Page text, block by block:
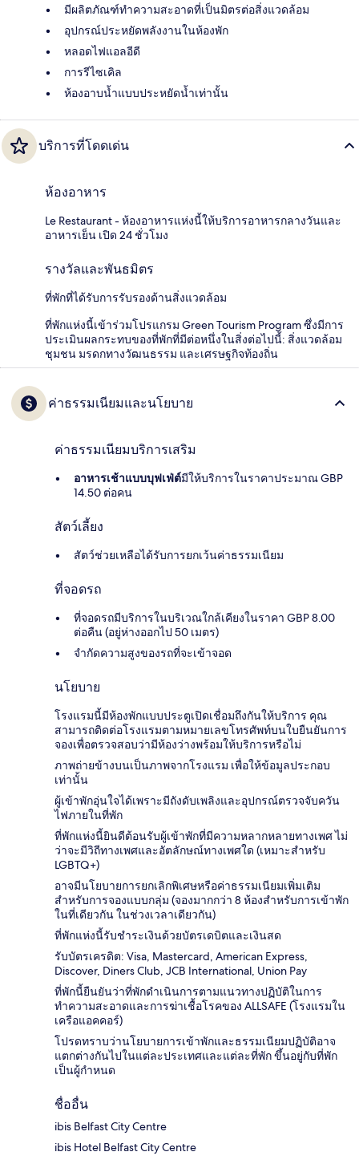
มีผลิตภัณฑ์ทำความสะอาดที่เป็นมิตรต่อสิ่งแวดล้อม
อุปกรณ์ประหยัดพลังงานในห้องพัก
หลอดไฟแอลอีดี
การรีไซเคิล
ห้องอาบน้ำแบบประหยัดน้ำเท่านั้น
บริการที่โดดเด่น
ห้องอาหาร
Le Restaurant - ห้องอาหารแห่งนี้ให้บริการอาหารกลางวันและ
อาหารเย็น เปิด 24 ชั่วโมง
รางวัลและพันธมิตร
ที่พักที่ได้รับการรับรองด้านสิ่งแวดล้อม
ที่พักแห่งนี้เข้าร่วมโปรแกรม Green Tourism Program ซึ่งมีการ
ประเมินผลกระทบของที่พักที่มีต่อหนึ่งในสิ่งต่อไปนี้: สิ่งแวดล้อม
ชุมชน มรดกทางวัฒนธรรม และเศรษฐกิจท้องถิ่น
ค่าธรรมเนียมและนโยบาย
ค่าธรรมเนียมบริการเสริม
อาหารเช้าแบบบุฟเฟ่ต์มีให้บริการในราคาประมาณ GBP
14.50 ต่อคน
สัตว์เลี้ยง
สัตว์ช่วยเหลือได้รับการยกเว้นค่าธรรมเนียม
ที่จอดรถ
ที่จอดรถมีบริการในบริเวณใกล้เคียงในราคา GBP 8.00
ต่อคืน (อยู่ห่างออกไป 50 เมตร)
จำกัดความสูงของรถที่จะเข้าจอด
นโยบาย
โรงแรมนี้มีห้องพักแบบประตูเปิดเชื่อมถึงกันให้บริการ คุณ
สามารถติดต่อโรงแรมตามหมายเลขโทรศัพท์บนใบยืนยันการ
จองเพื่อตรวจสอบว่ามีห้องว่างพร้อมให้บริการหรือไม่
ภาพถ่ายข้างบนเป็นภาพจากโรงแรม เพื่อให้ข้อมูลประกอบ
เท่านั้น
ผู้เข้าพักอุ่นใจได้เพราะมีถังดับเพลิงและอุปกรณ์ตรวจจับควัน
ไฟภายในที่พัก
ที่พักแห่งนี้ยินดีต้อนรับผู้เข้าพักที่มีความหลากหลายทางเพศ ไม่
ว่าจะมีวิถีทางเพศและอัตลักษณ์ทางเพศใด (เหมาะสำหรับ
LGBTQ+)
อาจมีนโยบายการยกเลิกพิเศษหรือค่าธรรมเนียมเพิ่มเติม
สำหรับการจองแบบกลุ่ม (จองมากกว่า 8 ห้องสำหรับการเข้าพัก
ในที่เดียวกัน ในช่วงเวลาเดียวกัน)
ที่พักแห่งนี้รับชำระเงินด้วยบัตรเดบิตและเงินสด
รับบัตรเครดิต: Visa, Mastercard, American Express,
Discover, Diners Club, JCB International, Union Pay
ที่พักนี้ยืนยันว่าที่พักดำเนินการตามแนวทางปฏิบัติในการ
ทำความสะอาดและการฆ่าเชื้อโรคของ ALLSAFE (โรงแรมใน
เครือแอคคอร์)
โปรดทราบว่านโยบายการเข้าพักและธรรมเนียมปฏิบัติอาจ
แตกต่างกันไปในแต่ละประเทศและแต่ละที่พัก ขึ้นอยู่กับที่พัก
เป็นผู้กำหนด
ชื่ออื่น
ibis Belfast City Centre
ibis Hotel Belfast City Centre